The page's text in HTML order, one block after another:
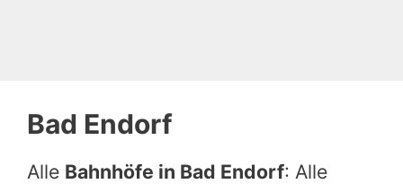
Bad Endorf
Alle Bahnhöfe in Bad Endorf: Alle